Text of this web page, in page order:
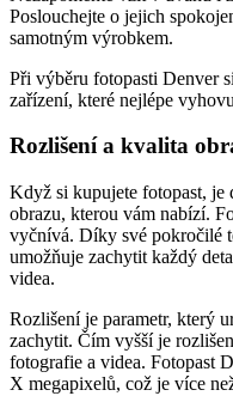
Poslouchejte o jejich
samotným výrobkem.
Při výběru fotopasti Denver
zařízení, které nejlépe
Rozlišení a kvalita
Když si kupujete fotopast, je
obrazu, kterou vám nabízí.
vyčnívá. Díky své pokročilé
umožňuje zachytit každý
videa.
Rozlišení je parametr, který
zachytit. Čím vyšší je
fotografie a videa. Fotopast
X megapixelů, což je více